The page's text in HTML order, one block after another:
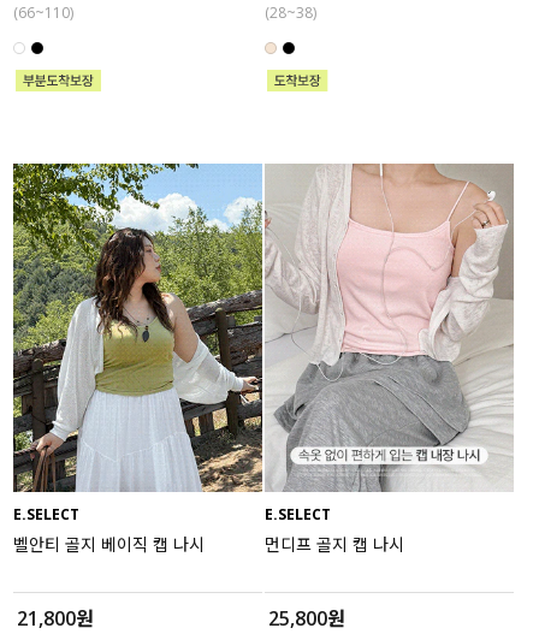
(66~110) (28~38)
E.SELECT
벨안티 골지 베이직 캡 나시
21,800원
E.SELECT
먼디프 골지 캡 나시
25,800원